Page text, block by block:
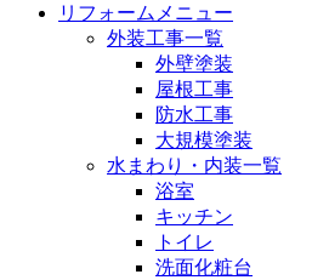
リフォームメニュー
外装工事一覧
外壁塗装
屋根工事
防水工事
大規模塗装
水まわり・内装一覧
浴室
キッチン
トイレ
洗面化粧台